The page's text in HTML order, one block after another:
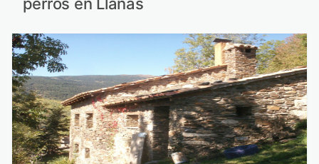
perros en Llanás